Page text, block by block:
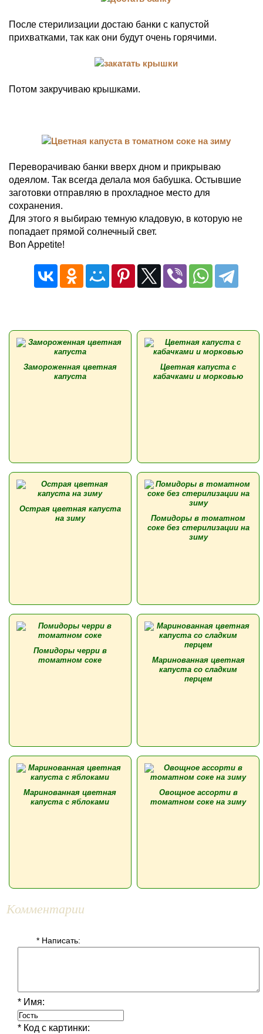
После стерилизации достаю банки с капустой
прихватками, так как они будут очень горячими.
Потом закручиваю крышками.
Переворачиваю банки вверх дном и прикрываю
одеялом. Так всегда делала моя бабушка. Остывшие
заготовки отправляю в прохладное место для
сохранения.
Для этого я выбираю темную кладовую, в которую не
попадает прямой солнечный свет.
Bon Appetite!
Замороженная цветная
капуста
Цветная капуста с
кабачками и морковью
Острая цветная капуста
на зиму
Помидоры в томатном
соке без стерилизации на
зиму
Помидоры черри в
томатном соке
Маринованная цветная
капуста со сладким
перцем
Маринованная цветная
капуста с яблоками
Овощное ассорти в
томатном соке на зиму
Комментарии
* Написать:
* Имя:
* Код с картинки: